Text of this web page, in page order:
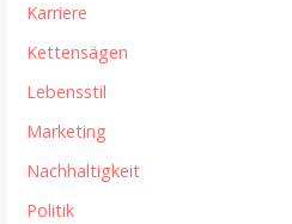
Karriere
Kettensägen
Lebensstil
Marketing
Nachhaltigkeit
Politik